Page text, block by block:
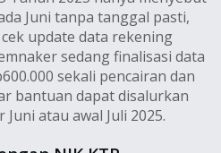
Juni tanpa tanggal pasti,
update data rekening
sedang finalisasi data
sekali pencairan dan
bantuan dapat disalurkan
atau awal Juli 2025.